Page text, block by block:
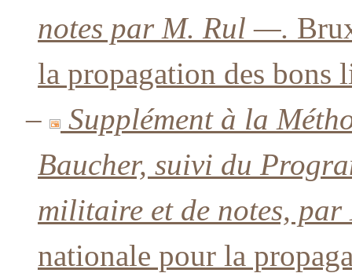
notes par M. Rul —.
la propagation des bons
–
Supplément à la
Baucher, suivi du
militaire et de notes, par
nationale pour la